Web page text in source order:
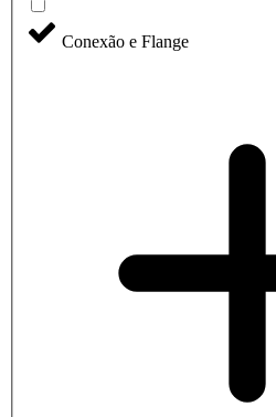
Conexão e Flange